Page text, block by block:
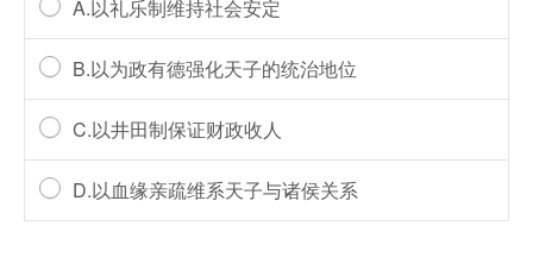
A.以礼乐制维持社会安定
B.以为政有德强化天子的统治地位
C.以井田制保证财政收人
D.以血缘亲疏维系天子与诸侯关系